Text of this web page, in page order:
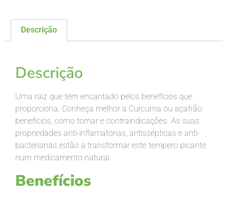
Descrição
Descrição
Uma raiz que tem encantado pelos benefícios que
proporciona. Conheça melhor a Curcuma ou açafrão:
benefícios, como tomar e contraindicações. As suas
propriedades anti-inflamatórias, antissépticas e anti-
bacterianas estão a transformar este tempero picante
num medicamento natural.
Benefícios